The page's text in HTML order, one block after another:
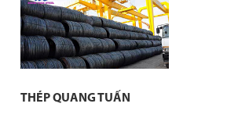
THÉP QUANG TUẤN